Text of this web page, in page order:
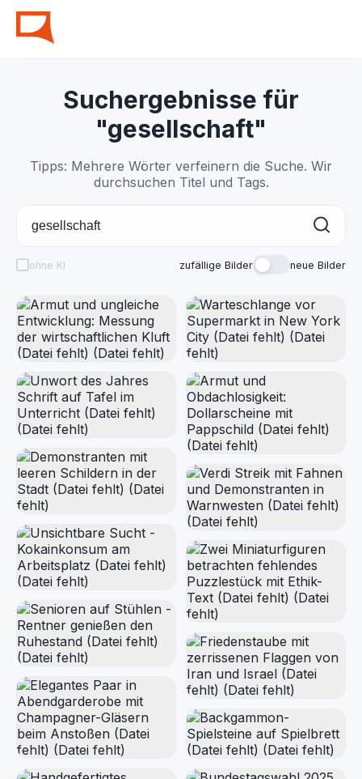
Suchergebnisse für
"gesellschaft"
Tipps: Mehrere Wörter verfeinern die Suche. Wir
durchsuchen Titel und Tags.
ohne KI zufällige Bilder neue Bilder